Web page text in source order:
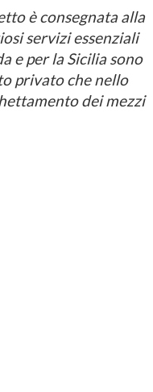
è consegnata alla
servizi essenziali
e per la Sicilia sono
privato che nello
dei mezzi